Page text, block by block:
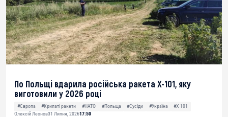
По Польщі вдарила російська ракета Х-101, яку
виготовили у 2026 році
#Європа #Крилаті ракети #НАТО #Польща #Сусіди #Україна
#Х-101
Олексій Леонов31 Липня, 202617:50